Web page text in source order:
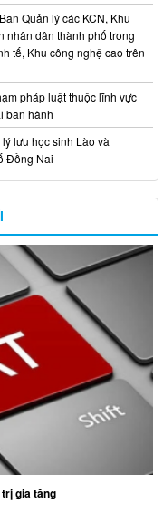
Quản lý các KCN, Khu
nhân dân thành phố trong
tế, Khu công nghệ cao trên
pháp luật thuộc lĩnh vực
ban hành
lưu học sinh Lào và
Đồng Nai
gia tăng